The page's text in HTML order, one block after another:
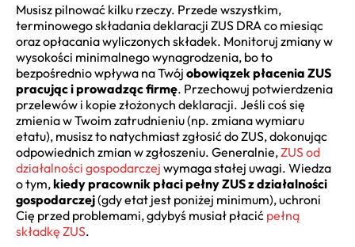
Musisz pilnować kilku rzeczy. Przede wszystkim,
terminowego składania deklaracji ZUS DRA co miesiąc
oraz opłacania wyliczonych składek. Monitoruj zmiany w
wysokości minimalnego wynagrodzenia, bo to
bezpośrednio wpływa na Twój obowiązek płacenia ZUS
pracując i prowadząc firmę. Przechowuj potwierdzenia
przelewów i kopie złożonych deklaracji. Jeśli coś się
zmienia w Twoim zatrudnieniu (np. zmiana wymiaru
etatu), musisz to natychmiast zgłosić do ZUS, dokonując
odpowiednich zmian w zgłoszeniu. Generalnie,ZUS od
działalności gospodarczej wymaga stałej uwagi. Wiedza
o tym,kiedy pracownik płaci pełny ZUS z działalności
gospodarczej(gdy etat jest poniżej minimum), uchroni
Cię przed problemami, gdybyś musiał płacić pełną
składkę ZUS.